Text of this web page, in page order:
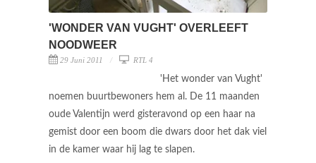
'WONDER VAN VUGHT' OVERLEEFT
NOODWEER
29 Juni 2011 RTL 4
'Het wonder van Vught'
noemen buurtbewoners hem al. De 11 maanden
oude Valentijn werd gisteravond op een haar na
gemist door een boom die dwars door het dak viel
in de kamer waar hij lag te slapen.